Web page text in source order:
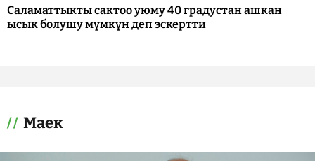
Саламаттыкты сактоо уюму 40 градустан ашкан
ысык болушу мүмкүн деп эскертти
Маек